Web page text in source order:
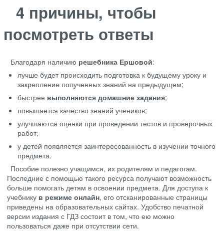
4 причины, чтобы
посмотреть ответы
Благодаря наличию решебника Ершовой:
лучше будет происходить подготовка к будущему уроку и
закрепление полученных знаний на предыдущем;
быстрее выполняются домашние задания;
повышается качество знаний учеников;
улучшаются оценки при проведении тестов и проверочных
работ;
у детей появляется заинтересованность в изучении точного
предмета.
Пособие полезно учащимся, их родителям и педагогам.
Последние с помощью такого ресурса получают возможность
больше помогать детям в освоении предмета. Для доступа к
учебнику в режиме онлайн, его отсканированные страницы
приведены на образовательных сайтах. Удобство печатной
версии издания с ГДЗ состоит в том, что ею можно
пользоваться даже при отсутствии сети.